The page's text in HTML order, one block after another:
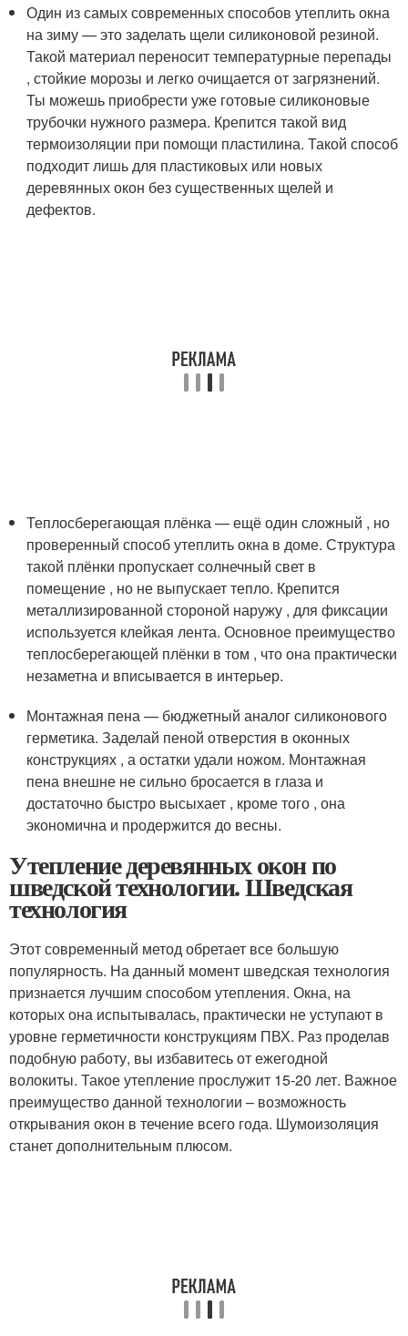
Один из самых современных способов утеплить окна
на зиму — это заделать щели силиконовой резиной.
Такой материал переносит температурные перепады
, стойкие морозы и легко очищается от загрязнений.
Ты можешь приобрести уже готовые силиконовые
трубочки нужного размера. Крепится такой вид
термоизоляции при помощи пластилина. Такой способ
подходит лишь для пластиковых или новых
деревянных окон без существенных щелей и
дефектов.
Теплосберегающая плёнка — ещё один сложный , но
проверенный способ утеплить окна в доме. Структура
такой плёнки пропускает солнечный свет в
помещение , но не выпускает тепло. Крепится
металлизированной стороной наружу , для фиксации
используется клейкая лента. Основное преимущество
теплосберегающей плёнки в том , что она практически
незаметна и вписывается в интерьер.
Монтажная пена — бюджетный аналог силиконового
герметика. Заделай пеной отверстия в оконных
конструкциях , а остатки удали ножом. Монтажная
пена внешне не сильно бросается в глаза и
достаточно быстро высыхает , кроме того , она
экономична и продержится до весны.
Утепление деревянных окон по
шведской технологии. Шведская
технология
Этот современный метод обретает все большую
популярность. На данный момент шведская технология
признается лучшим способом утепления. Окна, на
которых она испытывалась, практически не уступают в
уровне герметичности конструкциям ПВХ. Раз проделав
подобную работу, вы избавитесь от ежегодной
волокиты. Такое утепление прослужит 15-20 лет. Важное
преимущество данной технологии – возможность
открывания окон в течение всего года. Шумоизоляция
станет дополнительным плюсом.